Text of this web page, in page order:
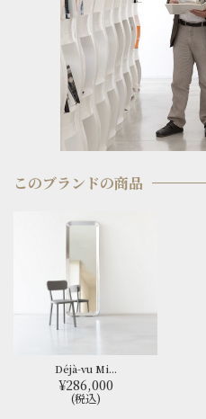
このブランドの商品
Déjà-vu Mi...
¥286,000
(税込)